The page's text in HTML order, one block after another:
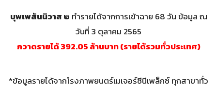
บุพเพสันนิวาส ๒ ทำรายได้จากการเข้าฉาย 68 วัน ข้อมูล ณ
วันที่ 3 ตุลาคม 2565
กวาดรายได้ 392.05 ล้านบาท (รายได้รวมทั่วประเทศ)
*ข้อมูลรายได้จากโรงภาพยนตร์เมเจอร์ซีนีเพล็กซ์ ทุกสาขาทั่ว